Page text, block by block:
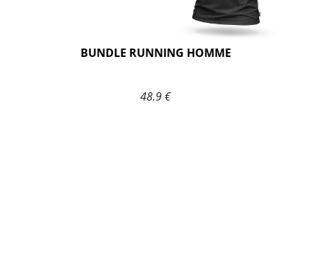
BUNDLE RUNNING HOMME
48.9 €